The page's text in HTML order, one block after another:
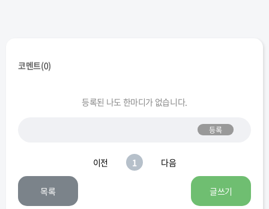
코멘트(0)
등록된 나도 한마디가 없습니다.
등록
이전 1 다음
목록 글쓰기